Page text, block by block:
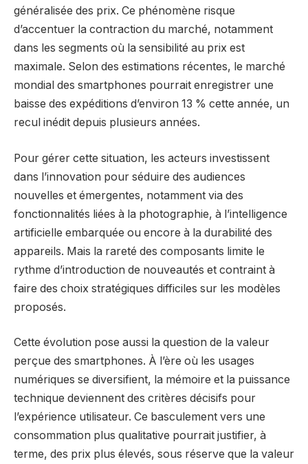
généralisée des prix. Ce phénomène risque
d’accentuer la contraction du marché, notamment
dans les segments où la sensibilité au prix est
maximale. Selon des estimations récentes, le marché
mondial des smartphones pourrait enregistrer une
baisse des expéditions d’environ 13 % cette année, un
recul inédit depuis plusieurs années.
Pour gérer cette situation, les acteurs investissent
dans l’innovation pour séduire des audiences
nouvelles et émergentes, notamment via des
fonctionnalités liées à la photographie, à l’intelligence
artificielle embarquée ou encore à la durabilité des
appareils. Mais la rareté des composants limite le
rythme d’introduction de nouveautés et contraint à
faire des choix stratégiques difficiles sur les modèles
proposés.
Cette évolution pose aussi la question de la valeur
perçue des smartphones. À l’ère où les usages
numériques se diversifient, la mémoire et la puissance
technique deviennent des critères décisifs pour
l’expérience utilisateur. Ce basculement vers une
consommation plus qualitative pourrait justifier, à
terme, des prix plus élevés, sous réserve que la valeur